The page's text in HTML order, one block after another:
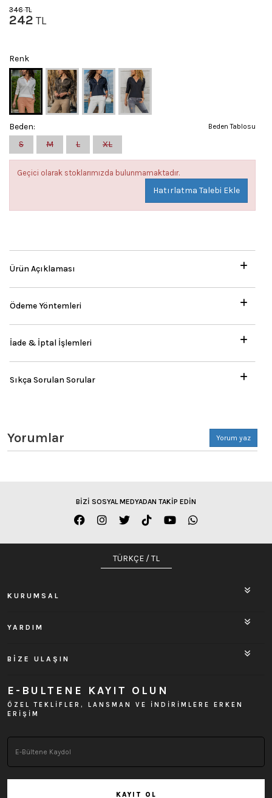
346TL
242 TL
Renk
Beden Tablosu
Beden:
S
M L XL
Geçici olarak stoklarımızda bulunmamaktadır.
Hatırlatma Talebi Ekle
Ürün Açıklaması
Ödeme Yöntemleri
İade & İptal İşlemleri
Sıkça Sorulan Sorular
Yorumlar Yorum yaz
BİZİ SOSYAL MEDYADAN TAKİP EDİN
TÜRKÇE / TL
KURUMSAL
YARDIM
BİZE ULAŞIN
E-BULTENE KAYIT OLUN
ÖZEL TEKLİFLER, LANSMAN VE İNDİRİMLERE ERKEN
ERİŞİM
KAYIT OL